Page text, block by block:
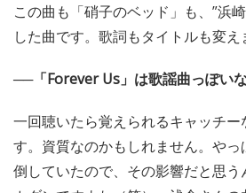
この曲も「硝子のベッド」も、”浜
した曲です。歌詞もタイトルも変え
──「Forever Us」は歌謡曲っぽいな
一回聴いたら覚えられるキャッチ
す。資質なのかもしれません。や
倒していたので、その影響だと思